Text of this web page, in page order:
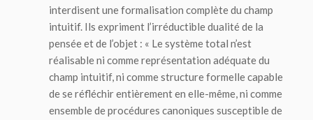
interdisent une formalisation complète du champ
intuitif. Ils expriment l’irréductible dualité de la
pensée et de l’objet : « Le système total n’est
réalisable ni comme représentation adéquate du
champ intuitif, ni comme structure formelle capable
de se réfléchir entièrement en elle-même, ni comme
ensemble de procédures canoniques susceptible de